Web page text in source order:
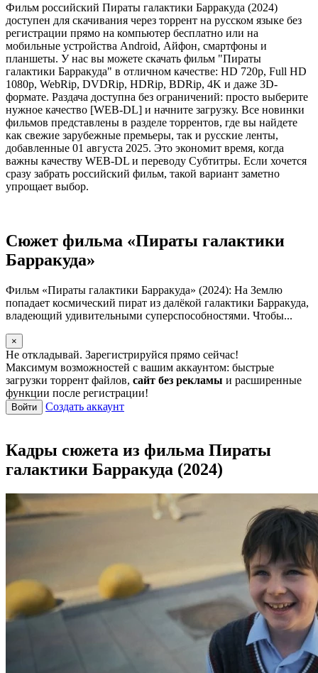
Фильм российский Пираты галактики Барракуда (2024)
доступен для скачивания через торрент на русском языке без
регистрации прямо на компьютер бесплатно или на
мобильные устройства Android, Айфон, смартфоны и
планшеты. У нас вы можете скачать фильм "Пираты
галактики Барракуда" в отличном качестве: HD 720p, Full HD
1080p, WebRip, DVDRip, HDRip, BDRip, 4K и даже 3D-
формате. Раздача доступна без ограничений: просто выберите
нужное качество [WEB-DL] и начните загрузку. Все новинки
фильмов представлены в разделе торрентов, где вы найдете
как свежие зарубежные премьеры, так и русские ленты,
добавленные 01 августа 2025. Это экономит время, когда
важны качеству WEB-DL и переводу Субтитры. Если хочется
сразу забрать российский фильм, такой вариант заметно
упрощает выбор.
Сюжет фильма «Пираты галактики
Барракуда»
Фильм «Пираты галактики Барракуда» (2024): На Землю
попадает космический пират из далёкой галактики Барракуда,
владеющий удивительными суперспособностями. Чтобы...
×
Не откладывай. Зарегистрируйся прямо сейчас!
Максимум возможностей с вашим аккаунтом: быстрые
загрузки торрент файлов, сайт без рекламы и расширенные
функции после регистрации!
Войти Создать аккаунт
Кадры сюжета из фильма Пираты
галактики Барракуда (2024)